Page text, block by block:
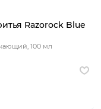
Razorock Blue
100 мл